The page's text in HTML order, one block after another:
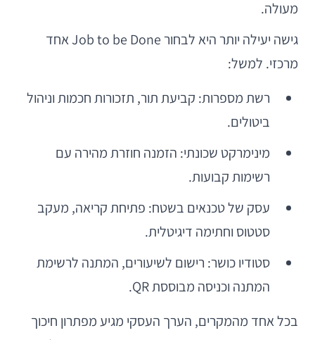
מעולה.
גישה יעילה יותר היא לבחור Job to be Done אחד
מרכזי. למשל:
רשת מספרות: קביעת תור, תזכורות חכמות וניהול
ביטולים.
מינימרקט שכונתי: הזמנה חוזרת מהירה עם
רשימות קבועות.
עסק של טכנאים בשטח: פתיחת קריאה, מעקב
סטטוס וחתימה דיגיטלית.
סטודיו כושר: רישום לשיעורים, המתנה לרשימת
המתנה וכניסה מבוססת QR.
בכל אחד מהמקרים, הערך העסקי מגיע מפתרון חיכוך